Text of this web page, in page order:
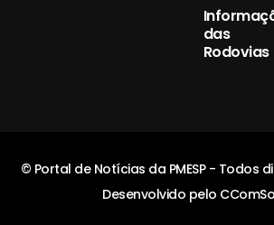
das
Rodovias
© Portal de Notícias da PMESP - Todos
Desenvolvido pelo